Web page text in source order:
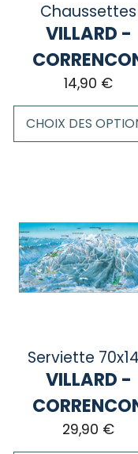
Chaussettes
VILLARD -
14,90 €
CHOIX DES
plusieurs
variations.
Les
options
peuvent
Serviette
VILLARD -
29,90 €